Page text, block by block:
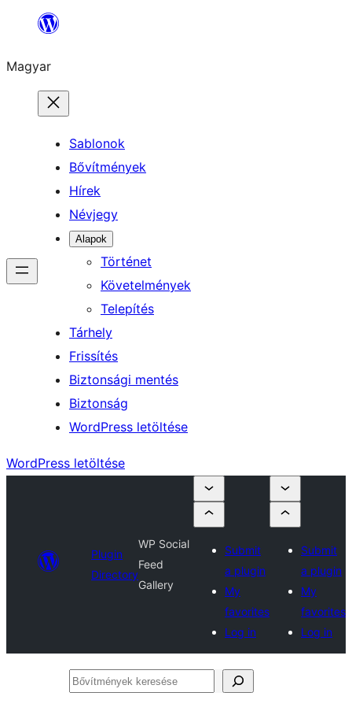
Ugrás
tartalomhoz
Magyar
Sablonok
Bővítmények
Hírek
Névjegy
Alapok
Történet
Követelmények
Telepítés
Tárhely
Frissítés
Biztonsági mentés
Biztonság
WordPress letöltése
WordPress letöltése
Plugin
Directory
WP Social
Feed
Gallery
Submit
a plugin
My
favorites
Log in
Submit
a plugin
My
favorites
Log in
Bővítmények